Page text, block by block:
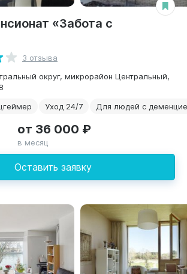
«Забота с
3 отзыва
округ, микрорайон Центральный,
Уход 24/7 Для людей с
Оставить заявку
от 36 000 ₽
в месяц